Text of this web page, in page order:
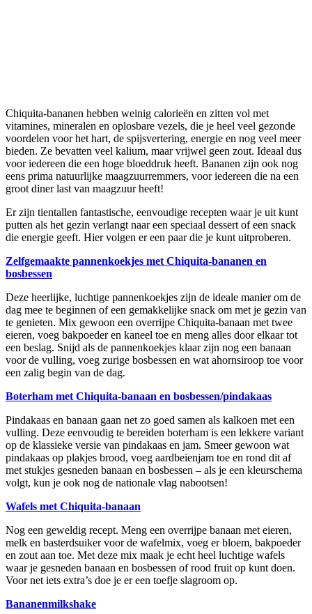
Chiquita-bananen hebben weinig calorieën en zitten vol met
vitamines, mineralen en oplosbare vezels, die je heel veel gezonde
voordelen voor het hart, de spijsvertering, energie en nog veel meer
bieden. Ze bevatten veel kalium, maar vrijwel geen zout. Ideaal dus
voor iedereen die een hoge bloeddruk heeft. Bananen zijn ook nog
eens prima natuurlijke maagzuurremmers, voor iedereen die na een
groot diner last van maagzuur heeft!
Er zijn tientallen fantastische, eenvoudige recepten waar je uit kunt
putten als het gezin verlangt naar een speciaal dessert of een snack
die energie geeft. Hier volgen er een paar die je kunt uitproberen.
Zelfgemaakte pannenkoekjes met Chiquita-bananen en
bosbessen
Deze heerlijke, luchtige pannenkoekjes zijn de ideale manier om de
dag mee te beginnen of een gemakkelijke snack om met je gezin van
te genieten. Mix gewoon een overrijpe Chiquita-banaan met twee
eieren, voeg bakpoeder en kaneel toe en meng alles door elkaar tot
een beslag. Snijd als de pannenkoekjes klaar zijn nog een banaan
voor de vulling, voeg zurige bosbessen en wat ahornsiroop toe voor
een zalig begin van de dag.
Boterham met Chiquita-banaan en bosbessen/pindakaas
Pindakaas en banaan gaan net zo goed samen als kalkoen met een
vulling. Deze eenvoudig te bereiden boterham is een lekkere variant
op de klassieke versie van pindakaas en jam. Smeer gewoon wat
pindakaas op plakjes brood, voeg aardbeienjam toe en rond dit af
met stukjes gesneden banaan en bosbessen – als je een kleurschema
volgt, kun je ook nog de nationale vlag nabootsen!
Wafels met Chiquita-banaan
Nog een geweldig recept. Meng een overrijpe banaan met eieren,
melk en basterdsuiker voor de wafelmix, voeg er bloem, bakpoeder
en zout aan toe. Met deze mix maak je echt heel luchtige wafels
waar je gesneden banaan en bosbessen of rood fruit op kunt doen.
Voor net iets extra’s doe je er een toefje slagroom op.
Bananenmilkshake